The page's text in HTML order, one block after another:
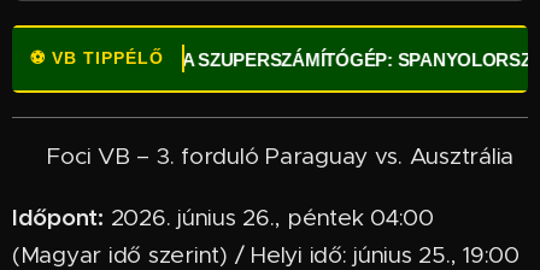
⚽ VB TIPPÉLŐ
⚽ OPTA SZUPERSZÁMÍTÓGÉP: SPANYOLORSZÁG A
⚽ Foci VB – 3. forduló Paraguay vs. Ausztrália
Időpont: 2026. június 26., péntek 04:00
(Magyar idő szerint) / Helyi idő: június 25., 19:00